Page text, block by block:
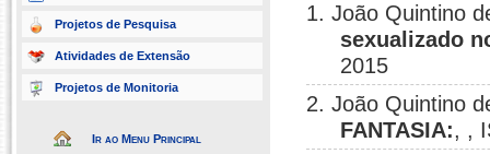
Projetos de Pesquisa
Atividades de Extensão
Projetos de Monitoria
Ir ao Menu Principal
1. João Quintino
sexualizado
2015
2. João Quintino
FANTASIA:, ,